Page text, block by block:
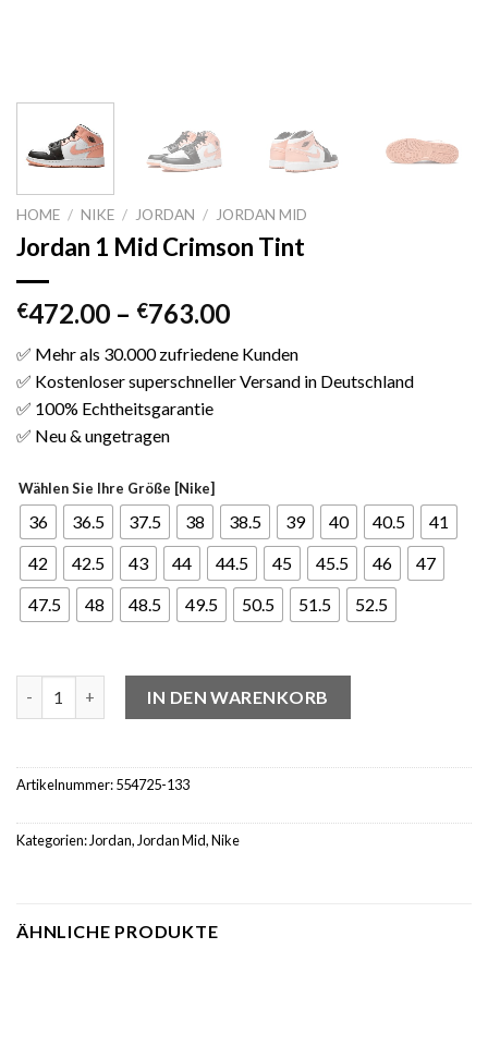
HOME / NIKE / JORDAN / JORDAN MID
Jordan 1 Mid Crimson Tint
€472.00 – €763.00
✅ Mehr als 30.000 zufriedene Kunden
✅ Kostenloser superschneller Versand in Deutschland
✅ 100% Echtheitsgarantie
✅ Neu & ungetragen
Wählen Sie Ihre Größe [Nike]
36 36.5 37.5 38 38.5 39 40 40.5
41
42
42.5 43 44 44.5 45 45.5 46
47
47.5
48 48.5 49.5 50.5 51.5 52.5
IN DEN WARENKORB
Artikelnummer:554725-133
Kategorien: Jordan, Jordan Mid,Nike
ÄHNLICHE PRODUKTE